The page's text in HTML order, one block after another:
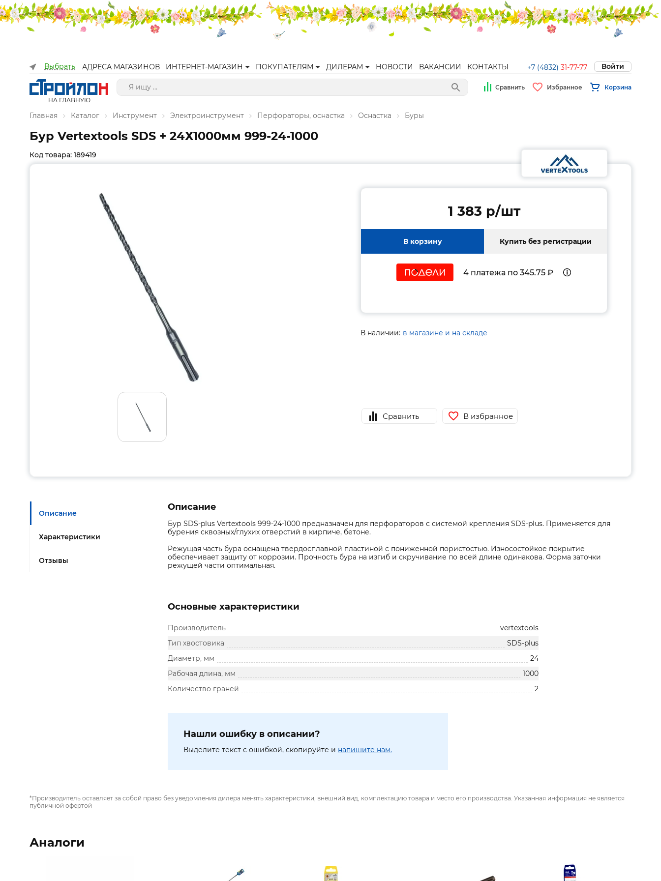
Выбрать АДРЕСА МАГАЗИНОВ ИНТЕРНЕТ-МАГАЗИН ПОКУПАТЕЛЯМ ДИЛЕРАМ НОВОСТИ ВАКАНСИИ КОНТАКТЫ +7 (4832) 31-77-77 Войти
НА ГЛАВНУЮ
Сравнить Избранное Корзина
Главная Каталог Инструмент Электроинструмент Перфораторы, оснастка Оснастка Буры
Бур Vertextools SDS + 24Х1000мм 999-24-1000
Код товара: 189419
1 383 p/шт
В корзину Купить без регистрации
4 платежа по 345.75 ₽
В наличии: в магазине и на складе
Сравнить В избранное
Описание
Характеристики
Отзывы
Описание
Бур SDS-plus Vertextools 999-24-1000 предназначен для перфораторов с системой крепления SDS-plus. Применяется для
бурения сквозных/глухих отверстий в кирпиче, бетоне.
Режущая часть бура оснащена твердосплавной пластиной с пониженной пористостью. Износостойкое покрытие
обеспечивает защиту от коррозии. Прочность бура на изгиб и скручивание по всей длине одинакова. Форма заточки
режущей части оптимальная.
Основные характеристики
Производитель
vertextools
Тип хвостовика
SDS-plus
Диаметр, мм
24
Рабочая длина, мм
1000
Количество граней
2
Нашли ошибку в описании?
Выделите текст с ошибкой, скопируйте и напишите нам.
*Производитель оставляет за собой право без уведомления дилера менять характеристики, внешний вид, комплектацию товара и место его производства. Указанная информация не является
публичной офертой
Аналоги